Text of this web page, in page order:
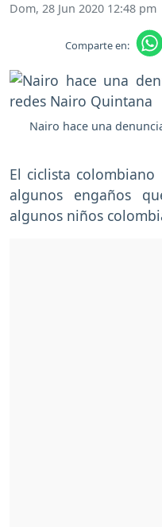
Dom, 28 Jun 2020 12:48 pm
Comparte en:
Nairo hace una
El ciclista
algunos engaños
algunos niños